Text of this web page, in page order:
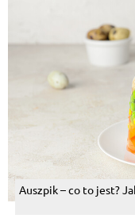
Auszpik – co to jest?